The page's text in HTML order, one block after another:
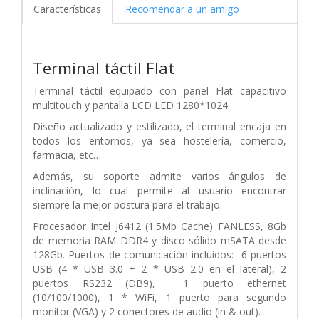
Características Recomendar a un amigo
Terminal táctil Flat
Terminal táctil equipado con panel Flat capacitivo
multitouch y pantalla LCD LED 1280*1024.
Diseño actualizado y estilizado, el terminal encaja en
todos los entornos, ya sea hostelería, comercio,
farmacia, etc…
Además, su soporte admite varios ángulos de
inclinación, lo cual permite al usuario encontrar
siempre la mejor postura para el trabajo.
Procesador Intel J6412 (1.5Mb Cache) FANLESS, 8Gb
de memoria RAM DDR4 y disco sólido mSATA desde
128Gb. Puertos de comunicación incluidos: 6 puertos
USB (4 * USB 3.0 + 2 * USB 2.0 en el lateral), 2
puertos RS232 (DB9), 1 puerto ethernet
(10/100/1000), 1 * WiFi, 1 puerto para segundo
monitor (VGA) y 2 conectores de audio (in & out).